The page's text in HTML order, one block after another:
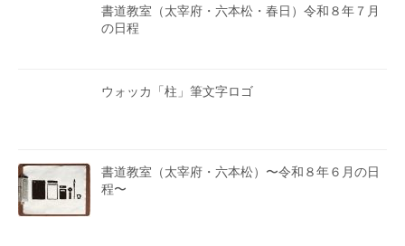
書道教室（太宰府・六本松・春日）令和８年７月
の日程
ウォッカ「柱」筆文字ロゴ
書道教室（太宰府・六本松）〜令和８年６月の日
程〜